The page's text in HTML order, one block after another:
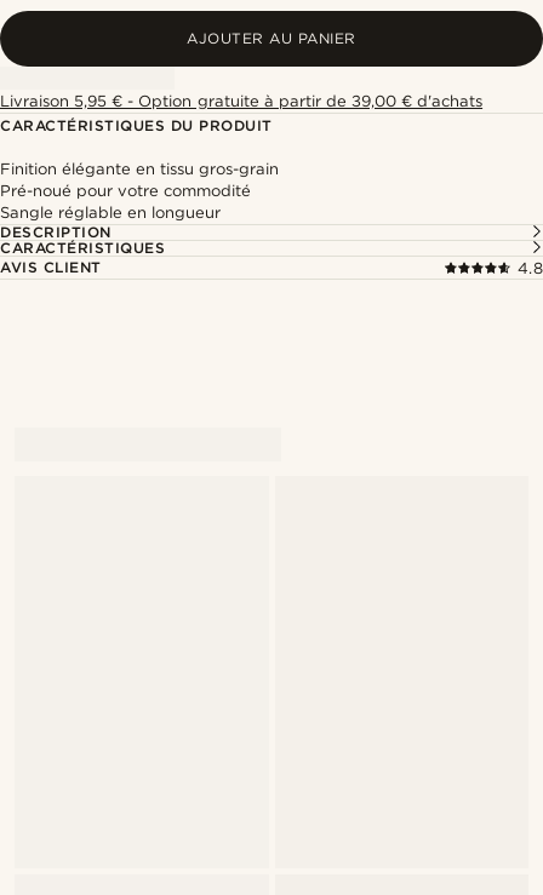
AJOUTER AU PANIER
Livraison 5,95 € - Option gratuite à partir de 39,00 € d'achats
CARACTÉRISTIQUES DU PRODUIT
Finition élégante en tissu gros-grain
Pré-noué pour votre commodité
Sangle réglable en longueur
DESCRIPTION
CARACTÉRISTIQUES
AVIS CLIENT
4.8